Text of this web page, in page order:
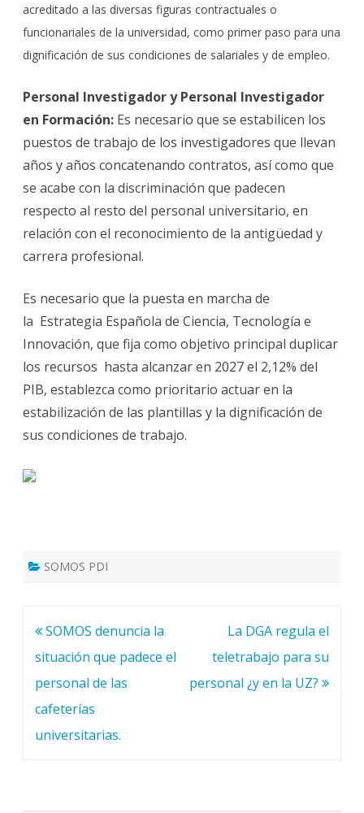
acreditado a las diversas figuras contractuales o
funcionariales de la universidad, como primer paso para una
dignificación de sus condiciones de salariales y de empleo.
Personal Investigador y Personal Investigador
en Formación: Es necesario que se estabilicen los
puestos de trabajo de los investigadores que llevan
años y años concatenando contratos, así como que
se acabe con la discriminación que padecen
respecto al resto del personal universitario, en
relación con el reconocimiento de la antigüedad y
carrera profesional.
Es necesario que la puesta en marcha de
la Estrategia Española de Ciencia, Tecnología e
Innovación, que fija como objetivo principal duplicar
los recursos hasta alcanzar en 2027 el 2,12% del
PIB, establezca como prioritario actuar en la
estabilización de las plantillas y la dignificación de
sus condiciones de trabajo.
SOMOS PDI
Navegación
de
entradas
SOMOS denuncia la
situación que padece el
personal de las
cafeterías
universitarias.
La DGA regula el
teletrabajo para su
personal ¿y en la UZ?